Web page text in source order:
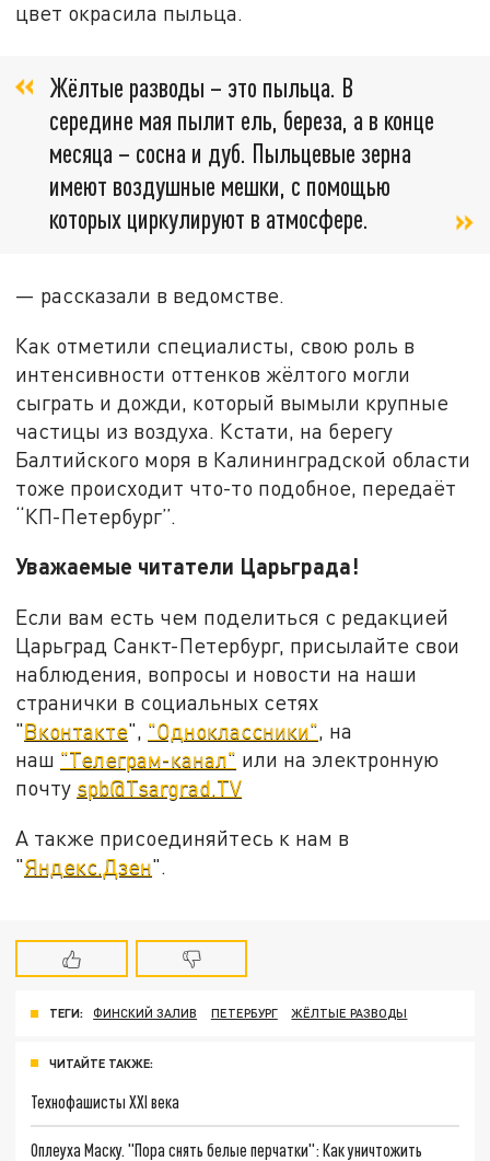
цвет окрасила пыльца.
Жёлтые разводы – это пыльца. В
середине мая пылит ель, береза, а в конце
месяца – сосна и дуб. Пыльцевые зерна
имеют воздушные мешки, с помощью
которых циркулируют в атмосфере.
— рассказали в ведомстве.
Как отметили специалисты, свою роль в
интенсивности оттенков жёлтого могли
сыграть и дожди, который вымыли крупные
частицы из воздуха. Кстати, на берегу
Балтийского моря в Калининградской области
тоже происходит что-то подобное, передаёт
“КП-Петербург”.
Уважаемые читатели Царьграда!
Если вам есть чем поделиться с редакцией
Царьград Санкт-Петербург, присылайте свои
наблюдения, вопросы и новости на наши
странички в социальных сетях
"Вконтакте", "Одноклассники", на
наш "Телеграм-канал" или на электронную
почту spb@Tsargrad.TV
А также присоединяйтесь к нам в
"Яндекс.Дзен".
ТЕГИ: ФИНСКИЙ ЗАЛИВ ПЕТЕРБУРГ ЖЁЛТЫЕ РАЗВОДЫ
ЧИТАЙТЕ ТАКЖЕ:
Технофашисты XXI века
Оплеуха Маску. "Пора снять белые перчатки": Как уничтожить